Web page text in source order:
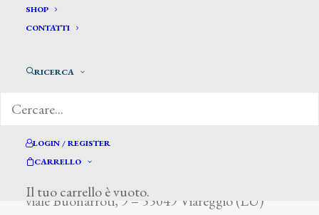
SHOP
CONTATTI
RICERCA
LOGIN / REGISTER
CARRELLO
Il tuo carrello è vuoto.
viale Buonarroti, 9 – 55049 Viareggio (LU)